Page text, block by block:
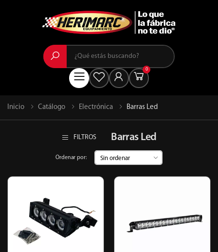
Buscar
Menú
0
Inicio Catálogo Electrónica Barras Led
FILTROS Barras Led
Ordenar por: